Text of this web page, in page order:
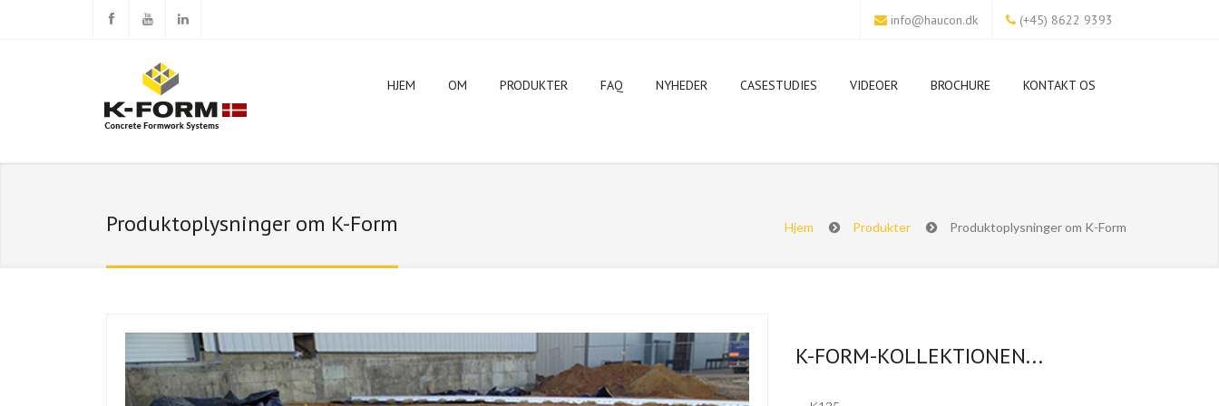
info@haucon.dk (+45) 8622 9393
HJEM OM PRODUKTER FAQ NYHEDER CASESTUDIES VIDEOER BROCHURE KONTAKT OS
Produktoplysninger om K-Form Hjem Produkter Produktoplysninger om K-Form
K-FORM-KOLLEKTIONEN...